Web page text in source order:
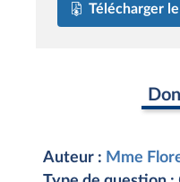
Télécharger
Auteur : Mme